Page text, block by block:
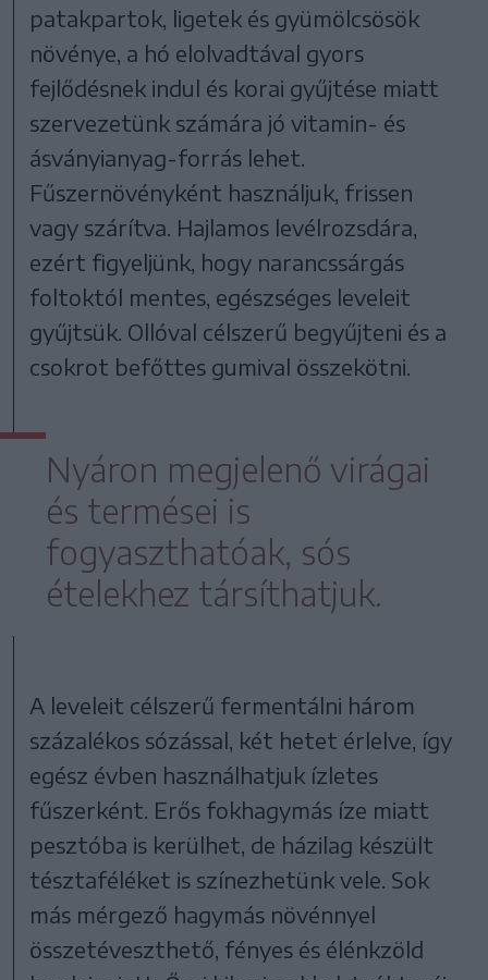
patakpartok, ligetek és gyümölcsösök
növénye, a hó elolvadtával gyors
fejlődésnek indul és korai gyűjtése miatt
szervezetünk számára jó vitamin- és
ásványianyag-forrás lehet.
Fűszernövényként használjuk, frissen
vagy szárítva. Hajlamos levélrozsdára,
ezért figyeljünk, hogy narancssárgás
foltoktól mentes, egészséges leveleit
gyűjtsük. Ollóval célszerű begyűjteni és a
csokrot befőttes gumival összekötni.
Nyáron megjelenő virágai
és termései is
fogyaszthatóak, sós
ételekhez társíthatjuk.
A leveleit célszerű fermentálni három
százalékos sózással, két hetet érlelve, így
egész évben használhatjuk ízletes
fűszerként. Erős fokhagymás íze miatt
pesztóba is kerülhet, de házilag készült
tésztaféléket is színezhetünk vele. Sok
más mérgező hagymás növénnyel
összetéveszthető, fényes és élénkzöld